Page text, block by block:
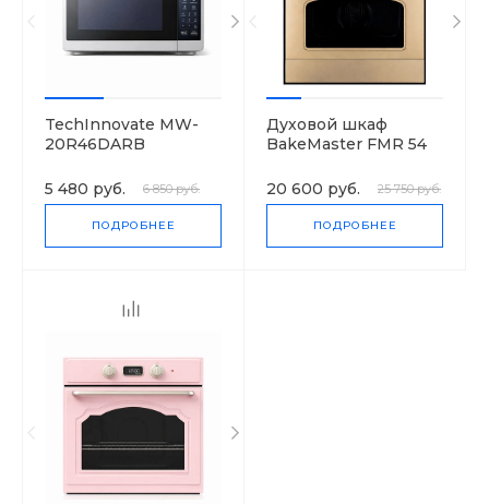
TechInnovate MW-
20R46DARB
5 480 руб. 6 850 руб.
ПОДРОБНЕЕ
Духовой шкаф
BakeMaster FMR 54
20 600 руб.
25 750 руб.
ПОДРОБНЕЕ